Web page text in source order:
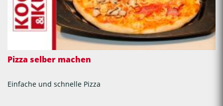
Pizza selber machen
Einfache und schnelle Pizza